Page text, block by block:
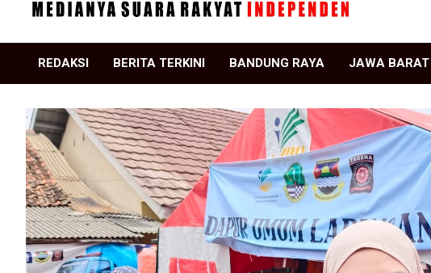
SRI Media news
REDAKSI BERITA TERKINI BANDUNG RAYA JAWA BARAT